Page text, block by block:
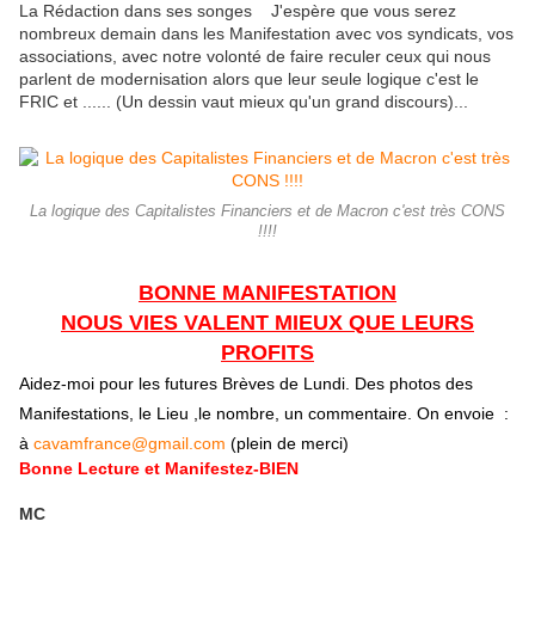
La Rédaction dans ses songes
J'espère que vous serez
nombreux demain dans les Manifestation avec vos syndicats, vos
associations, avec notre volonté de faire reculer ceux qui nous
parlent de modernisation alors que leur seule logique c'est le
FRIC et ...... (Un dessin vaut mieux qu'un grand discours)...
La logique des Capitalistes Financiers et de Macron c'est très CONS
!!!!
BONNE MANIFESTATION
NOUS VIES VALENT MIEUX QUE LEURS
PROFITS
Aidez-moi pour les futures Brèves de Lundi. Des photos des
Manifestations, le Lieu ,le nombre, un commentaire. On envoie :
à cavamfrance@gmail.com (plein de merci)
Bonne Lecture et Manifestez-BIEN
MC